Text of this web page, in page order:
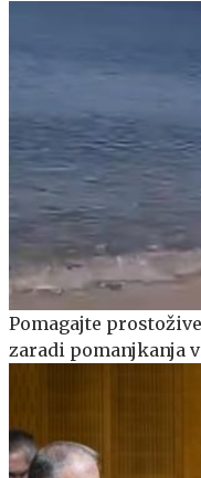
Pomagajte
zaradi pomanjkanja